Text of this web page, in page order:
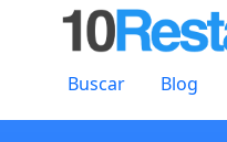
Buscar Blog